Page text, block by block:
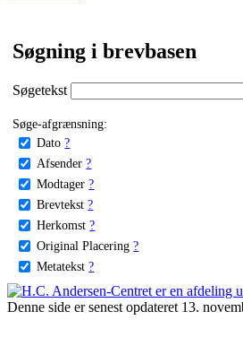
Søgning i brevbasen
Søgetekst
Søge-afgrænsning:
Dato ?
Afsender ?
Modtager ?
Brevtekst ?
Herkomst ?
Original Placering ?
Metatekst ?
Denne side er senest opdateret 13.